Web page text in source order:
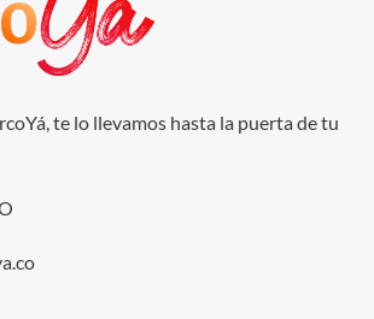
te lo llevamos hasta la puerta de tu